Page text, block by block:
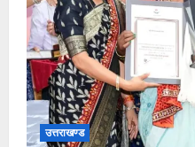
उत्तराखण्ड